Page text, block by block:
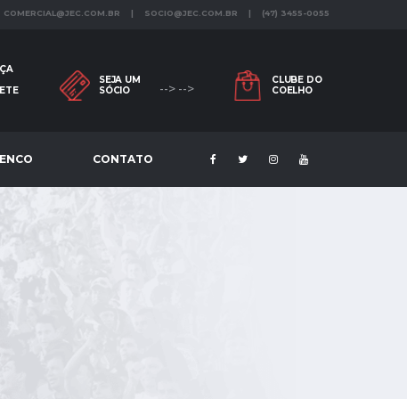
| SOCIO@JEC.COM.BR | (47) 3455-0055
SEJA UM
SÓCIO
--> -->
CLUBE DO
COELHO
CONTATO